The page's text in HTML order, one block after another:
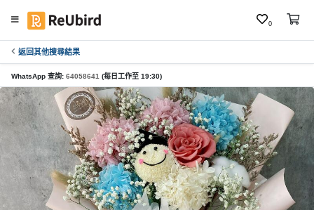
0
返回其他搜尋結果
WhatsApp 查詢: 64058641 (每日工作至 19:30)
繁
中
E
N
登